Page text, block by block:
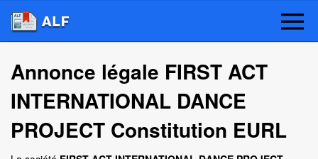
Annonce légale FIRST ACT
INTERNATIONAL DANCE
PROJECT Constitution EURL